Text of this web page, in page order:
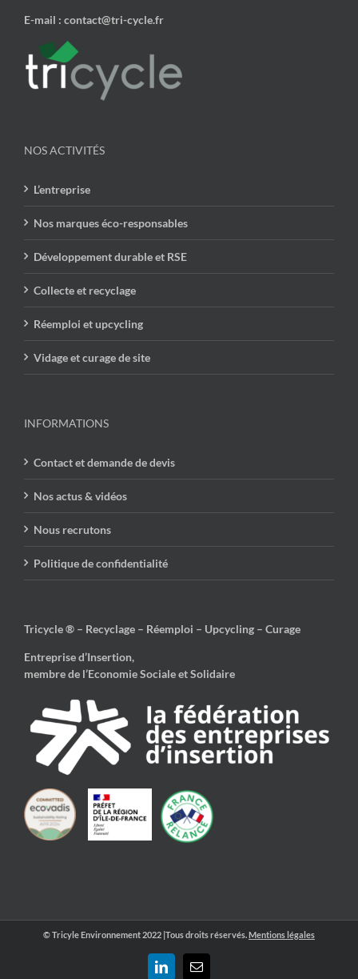
E-mail : contact@tri-cycle.fr
NOS ACTIVITÉS
L’entreprise
Nos marques éco-responsables
Développement durable et RSE
Collecte et recyclage
Réemploi et upcycling
Vidage et curage de site
INFORMATIONS
Contact et demande de devis
Nos actus & vidéos
Nous recrutons
Politique de confidentialité
Tricycle ® – Recyclage – Réemploi – Upcycling – Curage
Entreprise d’Insertion,
membre de l’Economie Sociale et Solidaire
© Tricyle Environnement 2022 |Tous droits réservés.Mentions légales
LinkedInEmail